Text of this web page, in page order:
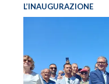
L’INAUGURAZIONE